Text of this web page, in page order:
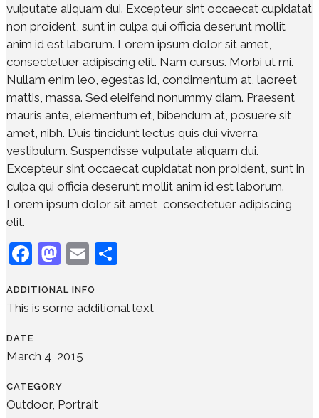
vulputate aliquam dui. Excepteur sint occaecat cupidatat
non proident, sunt in culpa qui officia deserunt mollit
anim id est laborum. Lorem ipsum dolor sit amet,
consectetuer adipiscing elit. Nam cursus. Morbi ut mi.
Nullam enim leo, egestas id, condimentum at, laoreet
mattis, massa. Sed eleifend nonummy diam. Praesent
mauris ante, elementum et, bibendum at, posuere sit
amet, nibh. Duis tincidunt lectus quis dui viverra
vestibulum. Suspendisse vulputate aliquam dui.
Excepteur sint occaecat cupidatat non proident, sunt in
culpa qui officia deserunt mollit anim id est laborum.
Lorem ipsum dolor sit amet, consectetuer adipiscing
elit.
Facebook
Mastodon
EmailShare
ADDITIONAL INFO
This is some additional text
DATE
March 4, 2015
CATEGORY
Outdoor, Portrait